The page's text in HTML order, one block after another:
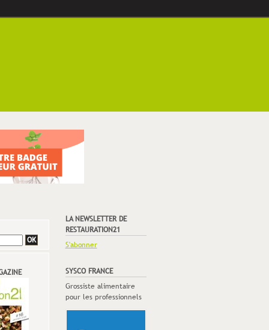
LA NEWSLETTER DE
RESTAURATION21
S'abonner
SYSCO FRANCE
Grossiste alimentaire
pour les professionnels